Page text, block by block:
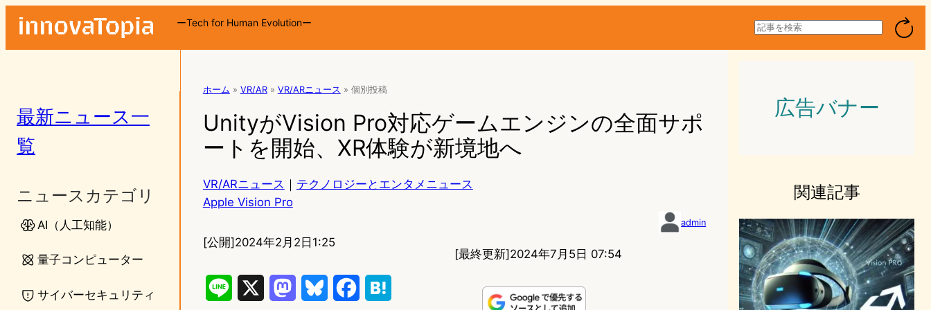
ーTech for Human Evolutionー
検
索
最新ニュース一
覧
ニュースカテゴリ
AI（人工知能）
量子コンピューター
サイバーセキュリティ
ホーム » VR/AR » VR/ARニュース » 個別投稿
UnityがVision Pro対応ゲームエンジンの全面サポ
ートを開始、XR体験が新境地へ
VR/ARニュース ｜ テクノロジーとエンタメニュース
Apple Vision Pro
admin
[公開]2024年2月2日1:25
[最終更新]2024年7月5日 07:54
広告バナー
関連記事